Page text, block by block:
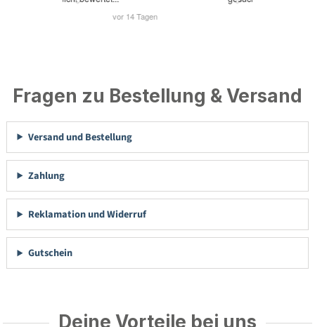
Fragen zu Bestellung & Versand
Versand und Bestellung
Zahlung
Reklamation und Widerruf
Gutschein
Deine Vorteile bei uns